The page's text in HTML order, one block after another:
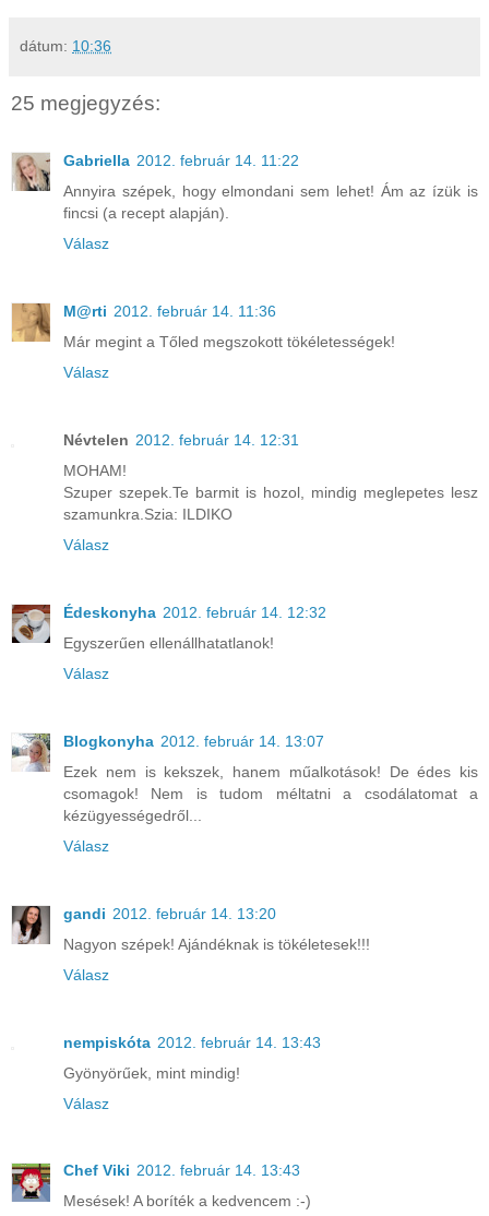
dátum: 10:36
25 megjegyzés:
Gabriella 2012. február 14. 11:22
Annyira szépek, hogy elmondani sem lehet! Ám az ízük is
fincsi (a recept alapján).
Válasz
M@rti 2012. február 14. 11:36
Már megint a Tőled megszokott tökéletességek!
Válasz
Névtelen 2012. február 14. 12:31
MOHAM!
Szuper szepek.Te barmit is hozol, mindig meglepetes lesz
szamunkra.Szia: ILDIKO
Válasz
Édeskonyha 2012. február 14. 12:32
Egyszerűen ellenállhatatlanok!
Válasz
Blogkonyha 2012. február 14. 13:07
Ezek nem is kekszek, hanem műalkotások! De édes kis
csomagok! Nem is tudom méltatni a csodálatomat a
kézügyességedről...
Válasz
gandi 2012. február 14. 13:20
Nagyon szépek! Ajándéknak is tökéletesek!!!
Válasz
nempiskóta 2012. február 14. 13:43
Gyönyörűek, mint mindig!
Válasz
Chef Viki 2012. február 14. 13:43
Mesések! A boríték a kedvencem :-)